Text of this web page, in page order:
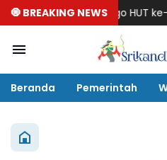
🧿 BREAKING NEWS
Logo HUT ke-530
Beranda Pemerintah